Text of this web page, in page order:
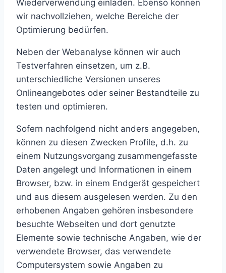
Wiederverwendung einladen. Ebenso können
wir nachvollziehen, welche Bereiche der
Optimierung bedürfen.
Neben der Webanalyse können wir auch
Testverfahren einsetzen, um z.B.
unterschiedliche Versionen unseres
Onlineangebotes oder seiner Bestandteile zu
testen und optimieren.
Sofern nachfolgend nicht anders angegeben,
können zu diesen Zwecken Profile, d.h. zu
einem Nutzungsvorgang zusammengefasste
Daten angelegt und Informationen in einem
Browser, bzw. in einem Endgerät gespeichert
und aus diesem ausgelesen werden. Zu den
erhobenen Angaben gehören insbesondere
besuchte Webseiten und dort genutzte
Elemente sowie technische Angaben, wie der
verwendete Browser, das verwendete
Computersystem sowie Angaben zu